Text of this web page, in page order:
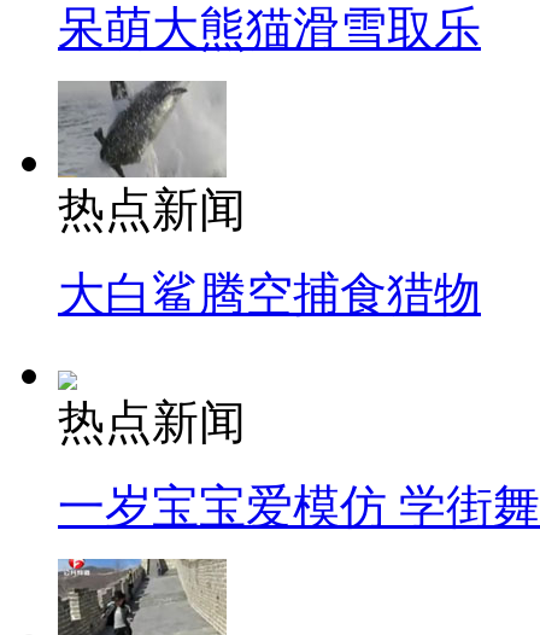
呆萌大熊猫滑雪取乐
热点新闻
大白鲨腾空捕食猎物
热点新闻
一岁宝宝爱模仿 学街